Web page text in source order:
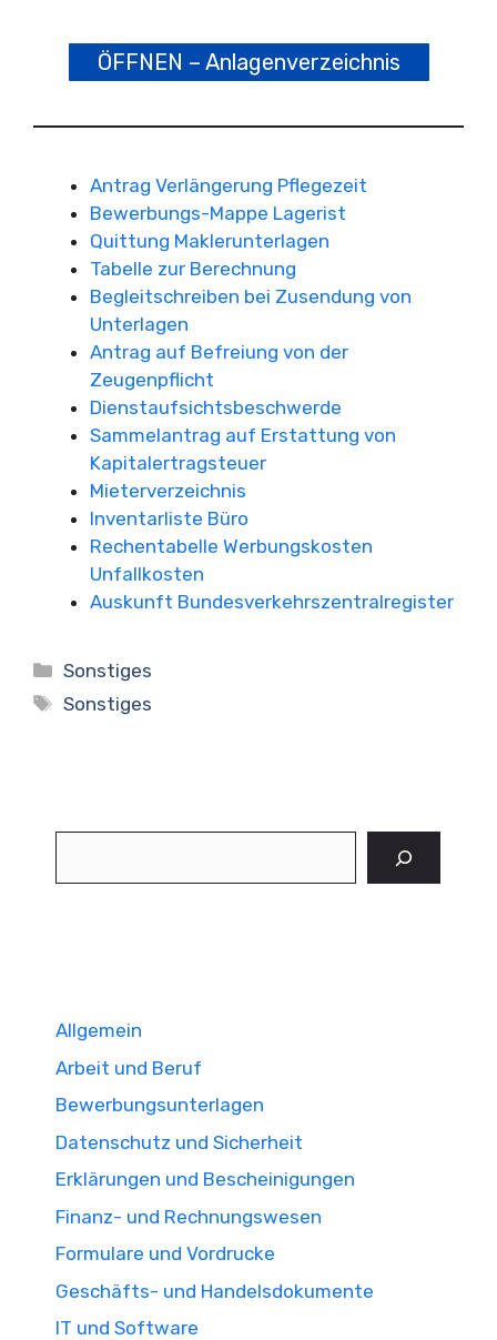
ÖFFNEN – Anlagenverzeichnis
Antrag Verlängerung Pflegezeit
Bewerbungs-Mappe Lagerist
Quittung Maklerunterlagen
Tabelle zur Berechnung
Begleitschreiben bei Zusendung von
Unterlagen
Antrag auf Befreiung von der
Zeugenpflicht
Dienstaufsichtsbeschwerde
Sammelantrag auf Erstattung von
Kapitalertragsteuer
Mieterverzeichnis
Inventarliste Büro
Rechentabelle Werbungskosten
Unfallkosten
Auskunft Bundesverkehrszentralregister
Kategorien
Sonstiges
Schlagwörter
Sonstiges
Allgemein
Arbeit und Beruf
Bewerbungsunterlagen
Datenschutz und Sicherheit
Erklärungen und Bescheinigungen
Finanz- und Rechnungswesen
Formulare und Vordrucke
Geschäfts- und Handelsdokumente
IT und Software